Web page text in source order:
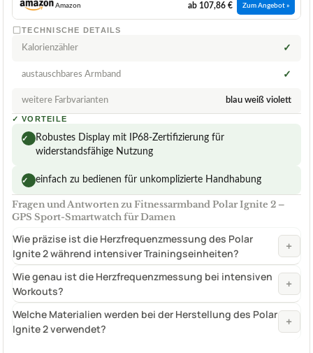
Amazon ab 107,86 € Zum Angebot »
TECHNISCHE DETAILS
Kalorienzähler ✓
austauschbares Armband ✓
weitere Farbvarianten blau weiß violett
✓ VORTEILE
✓
Robustes Display mit IP68-Zertifizierung für
widerstandsfähige Nutzung
✓ einfach zu bedienen für unkomplizierte Handhabung
Fragen und Antworten zu Fitnessarmband Polar Ignite 2 –
GPS Sport-Smartwatch für Damen
Wie präzise ist die Herzfrequenzmessung des Polar
Ignite 2 während intensiver Trainingseinheiten?
+
Wie genau ist die Herzfrequenzmessung bei intensiven
Workouts?
+
Welche Materialien werden bei der Herstellung des Polar
Ignite 2 verwendet?
+